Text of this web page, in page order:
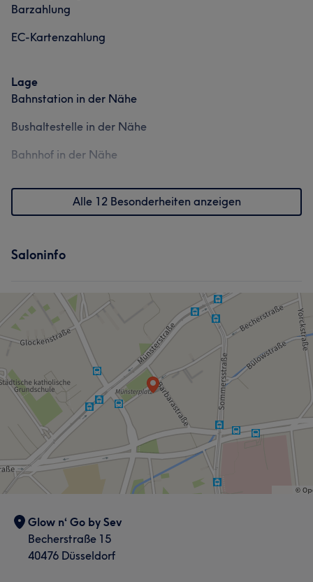
Barzahlung
EC-Kartenzahlung
Lage
Bahnstation in der Nähe
Bushaltestelle in der Nähe
Bahnhof in der Nähe
Alle 12 Besonderheiten anzeigen
Saloninfo
Glow n‘ Go by Sev
Becherstraße 15
40476 Düsseldorf